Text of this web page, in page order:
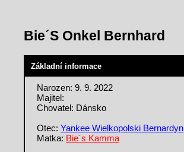
Bie´S Onkel Bernhard
Základní informace
Narozen: 9. 9. 2022
Majitel:
Chovatel: Dánsko
Otec: Yankee Wielkopolski Bernardyn
Matka: Bie´s Kamma